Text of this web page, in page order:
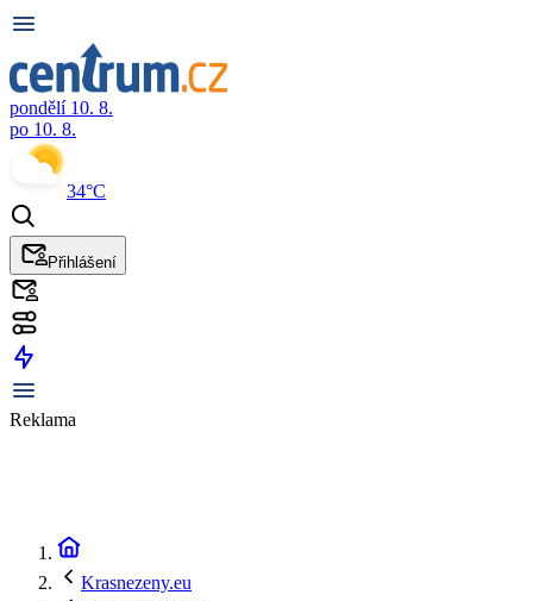
pondělí 10. 8.
po 10. 8.
34°C
Přihlášení
Reklama
Krasnezeny.eu